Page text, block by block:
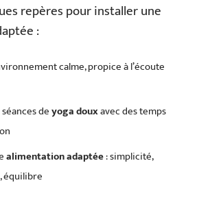
repères pour installer une
:
calme, propice à l’écoute
deyoga douxavec des temps
alimentation adaptée: simplicité,
équilibre